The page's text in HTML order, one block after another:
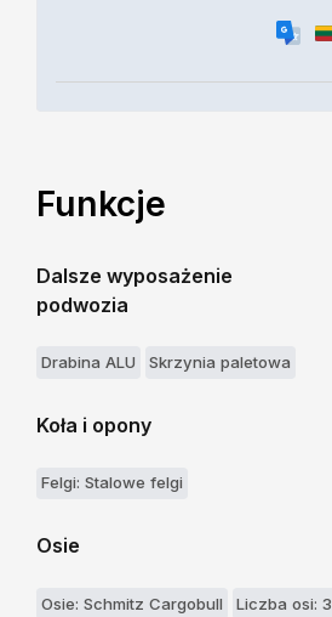
Funkcje
Dalsze wyposażenie
podwozia
Drabina ALU Skrzynia paletowa
Koła i opony
Felgi: Stalowe felgi
Osie
Osie: Schmitz Cargobull Liczba osi: 3